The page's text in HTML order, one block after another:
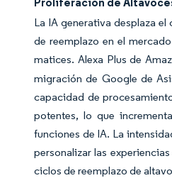
La IA generativa desplaza
de reemplazo en el
matices. Alexa Plus de
migración de Google de
capacidad de
potentes, lo que
funciones de IA. La
personalizar las
ciclos de reemplazo de